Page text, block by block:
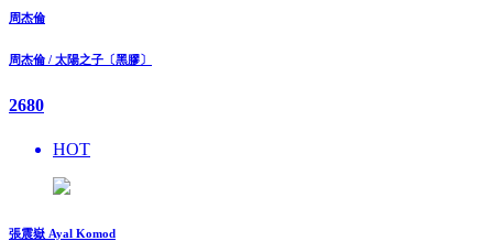
周杰倫
周杰倫 / 太陽之子〔黑膠〕
2680
HOT
張震嶽 Ayal Komod